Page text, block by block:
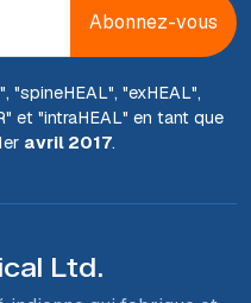
Abonnez-vous
", "spineHEAL", "exHEAL",
" et "intraHEAL" en tant que
avril 2017.
Ltd.